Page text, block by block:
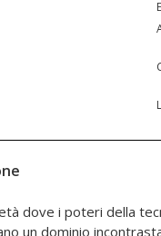
dove i poteri della
un dominio
degli aromi,
agro-